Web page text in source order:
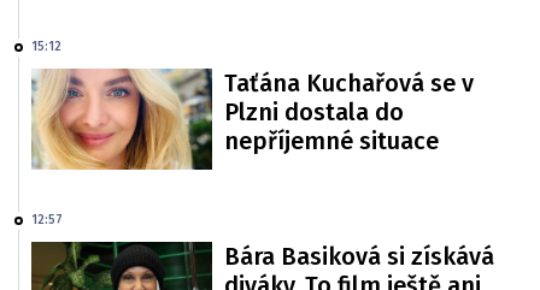
15:12
Taťána Kuchařová se v
Plzni dostala do
nepříjemné situace
12:57
Bára Basiková si získává